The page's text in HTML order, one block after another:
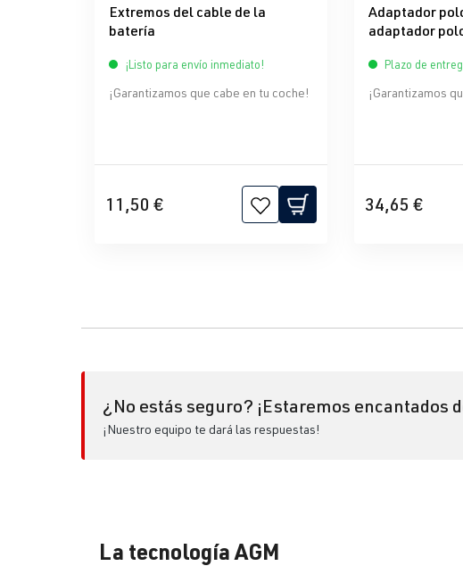
Extremos del cable de la
batería
¡Listo para envío inmediato!
¡Garantizamos que cabe en tu coche!
11,50 €
Adaptador
adaptador
Plazo de
¡Garantizamos
34,65 €
¿No estás seguro? ¡Estaremos encantados
¡Nuestro equipo te dará las respuestas!
La tecnología AGM